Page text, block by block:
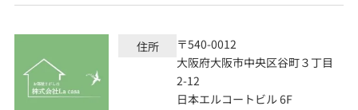
住所
〒540-0012
大阪府大阪市中央区谷町３丁目
2-12
日本エルコートビル 6F